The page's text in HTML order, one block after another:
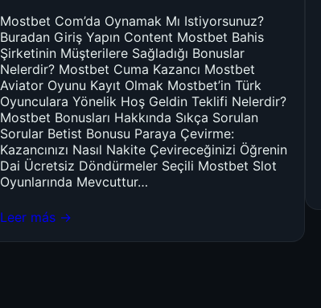
Mostbet Com’da Oynamak Mı Istiyorsunuz?
Buradan Giriş Yapın Content Mostbet Bahis
Şirketinin Müşterilere Sağladığı Bonuslar
Nelerdir? Mostbet Cuma Kazancı Mostbet
Aviator Oyunu Kayıt Olmak Mostbet’in Türk
Oyunculara Yönelik Hoş Geldin Teklifi Nelerdir?
Mostbet Bonusları Hakkında Sıkça Sorulan
Sorular Betist Bonusu Paraya Çevirme:
Kazancınızı Nasıl Nakite Çevireceğinizi Öğrenin
Dai Ücretsiz Döndürmeler Seçili Mostbet Slot
Oyunlarında Mevcuttur…
Leer más →